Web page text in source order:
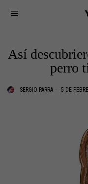
Así
perro
SERGIO PARRA 5 DE